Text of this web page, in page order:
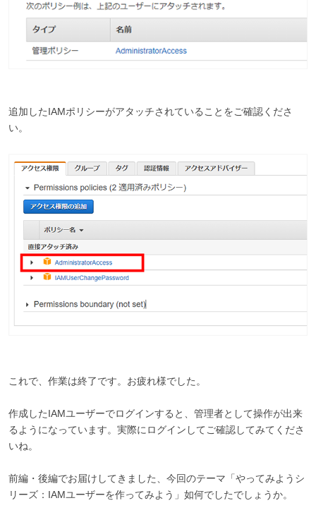
追加したIAMポリシーがアタッチされていることをご確認くださ
い。
これで、作業は終了です。お疲れ様でした。
作成したIAMユーザーでログインすると、管理者として操作が出来
るようになっています。実際にログインしてご確認してみてくださ
いね。
前編・後編でお届けしてきました、今回のテーマ「やってみようシ
リーズ：IAMユーザーを作ってみよう」如何でしたでしょうか。